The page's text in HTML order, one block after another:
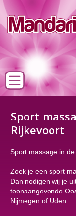
Sport
Rijkevoort
Sport massage in
Zoek je een sport
Dan nodigen wij je
toonaangevende
Nijmegen of Uden.